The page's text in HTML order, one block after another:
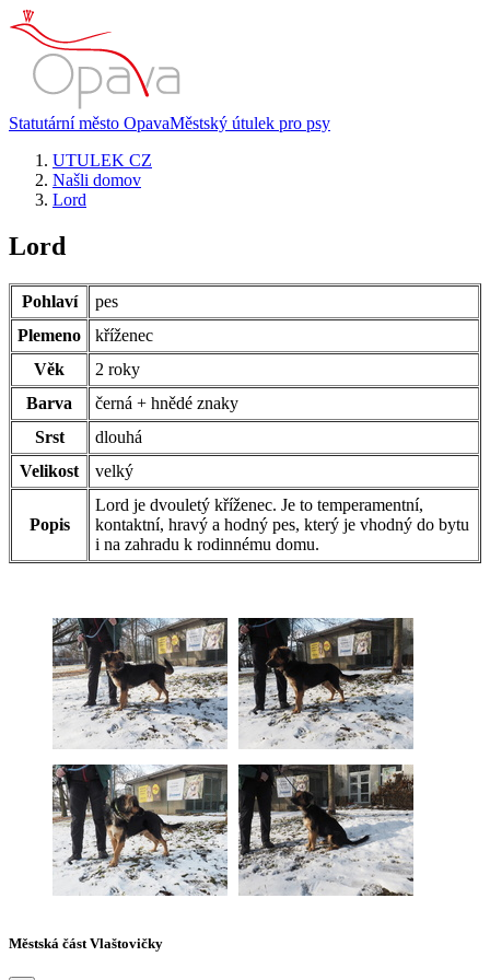
Statutární město OpavaMěstský útulek pro psy
UTULEK CZ
Našli domov
Lord
Lord
Pohlaví
pes
Plemeno
kříženec
Věk
2 roky
Barva
černá + hnědé znaky
Srst
dlouhá
Velikost
velký
Popis
Lord je dvouletý kříženec. Je to temperamentní,
kontaktní, hravý a hodný pes, který je vhodný do bytu
i na zahradu k rodinnému domu.
Městská část Vlaštovičky